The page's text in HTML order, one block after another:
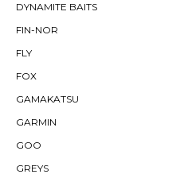
DYNAMITE BAITS
FIN-NOR
FLY
FOX
GAMAKATSU
GARMIN
GOO
GREYS